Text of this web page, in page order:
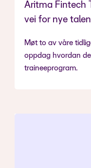
Aritma Fintech
vei for nye
Møt to av våre
oppdag hvordan
traineeprogram.